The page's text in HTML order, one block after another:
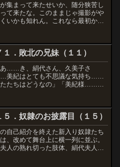
が集まって来たせいか、随分狭苦し
って来たな。このままじゃ撮影がや
いかも知れん。これなら最初から
う。これくらい観客がいた方がか
て盛り上がりますよ」...
１．敗北の兄妹（１１）
あ……き、絹代さん、久美子さ
美紀はとても不思議な気持ち……
たちはどうなの」「美紀様……
次第に必死になってきたように、
な言葉まで掛け合う。「お互いに
５．奴隷のお披露目（１５）
自己紹介を終えた新入り奴隷たち
、改めて舞台上に横一列に並ぶ。
人の熟れ切った肢体、絹代夫人の